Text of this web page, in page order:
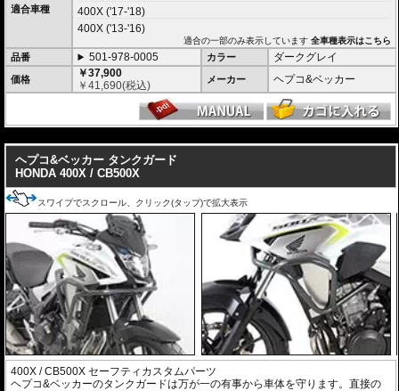
適合車種
400X ('17-'18)
400X ('13-'16)
適合の一部のみ表示しています全車種表示はこちら
品番 501-978-0005 カラー ダークグレイ
価格
￥37,900
￥41,690(税込) メーカー ヘプコ&ベッカー
ヘプコ&ベッカー タンクガード
HONDA 400X / CB500X
スワイプでスクロール、クリック(タップ)で拡大表示
400X / CB500X セーフティカスタムパーツ
ヘプコ&ベッカーのタンクガードは万が一の有事から車体を守ります。直接の